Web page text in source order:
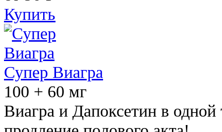
Купить
Супер Виагра
100 + 60 мг
Виагра и Дапоксетин в одной